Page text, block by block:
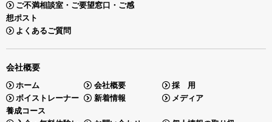
ご不満相談室・ご要望窓口・ご感
想ポスト
よくあるご質問
会社概要
ホーム 会社概要
採 用
ボイストレーナー
養成コース
新着情報 メディア